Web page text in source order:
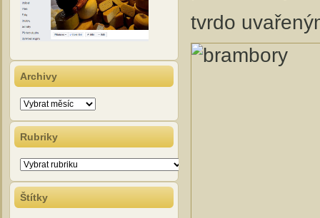
Archivy
Archivy
Rubriky
Rubriky
Štítky
tvrdo